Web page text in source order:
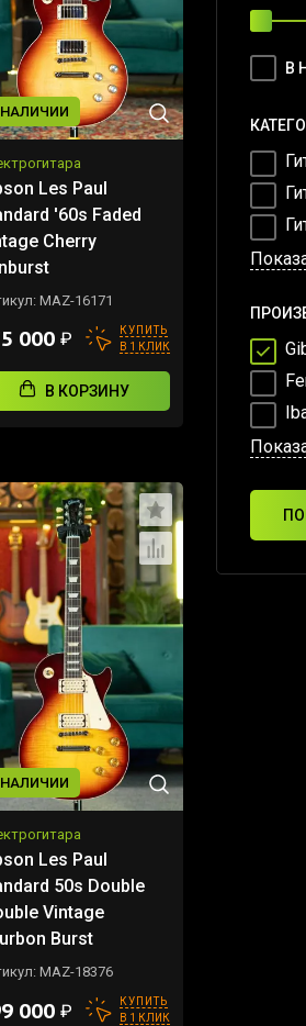
В
НАЛИЧИИ
Les Paul
'60s Faded
Cherry
MAZ-16171
000₽
КУПИТЬ
В 1 КЛИК
В КОРЗИНУ
НАЛИЧИИ
Les Paul
50s Double
Vintage
Burst
MAZ-18376
000₽
КУПИТЬ
В 1 КЛИК